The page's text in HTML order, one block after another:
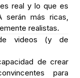
real y lo que es
serán más ricas,
realistas.
videos (y de
de crear
para